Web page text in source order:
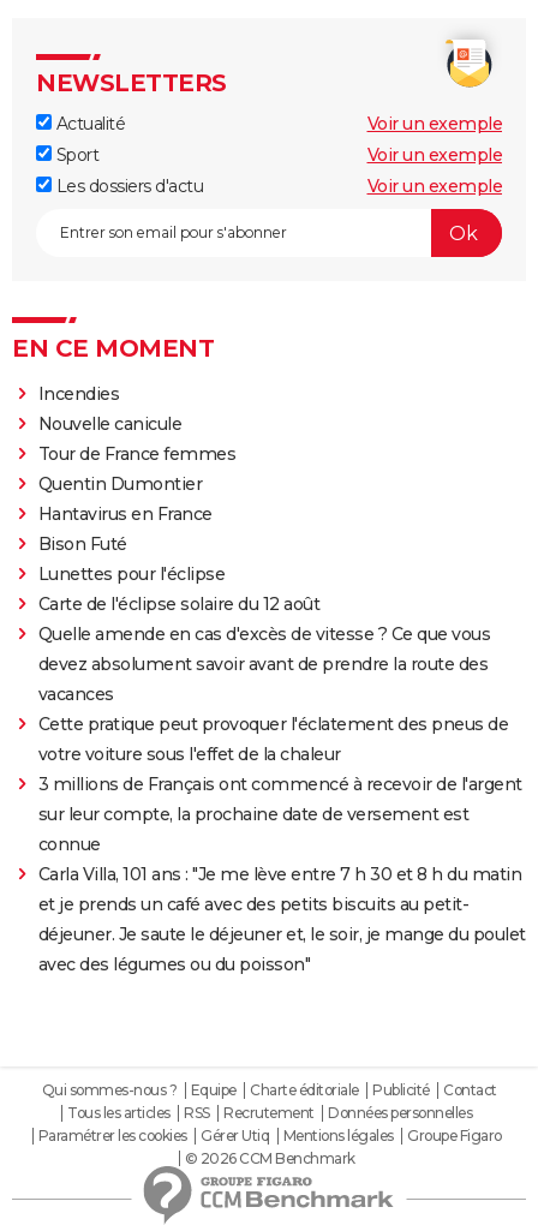
NEWSLETTERS
Actualité
Voir un exemple
Sport
Voir un exemple
Les dossiers d'actu
Voir un exemple
EN CE MOMENT
Incendies
Nouvelle canicule
Tour de France femmes
Quentin Dumontier
Hantavirus en France
Bison Futé
Lunettes pour l'éclipse
Carte de l'éclipse solaire du 12 août
Quelle amende en cas d'excès de vitesse ? Ce que vous
devez absolument savoir avant de prendre la route des
vacances
Cette pratique peut provoquer l'éclatement des pneus de
votre voiture sous l'effet de la chaleur
3 millions de Français ont commencé à recevoir de l'argent
sur leur compte, la prochaine date de versement est
connue
Carla Villa, 101 ans : "Je me lève entre 7 h 30 et 8 h du matin
et je prends un café avec des petits biscuits au petit-
déjeuner. Je saute le déjeuner et, le soir, je mange du poulet
avec des légumes ou du poisson"
Qui sommes-nous ? Equipe Charte éditoriale Publicité
Contact
Tous les articles
RSS Recrutement
Données personnelles
Paramétrer les cookies
Gérer Utiq Mentions légales
Groupe Figaro
© 2026 CCM Benchmark